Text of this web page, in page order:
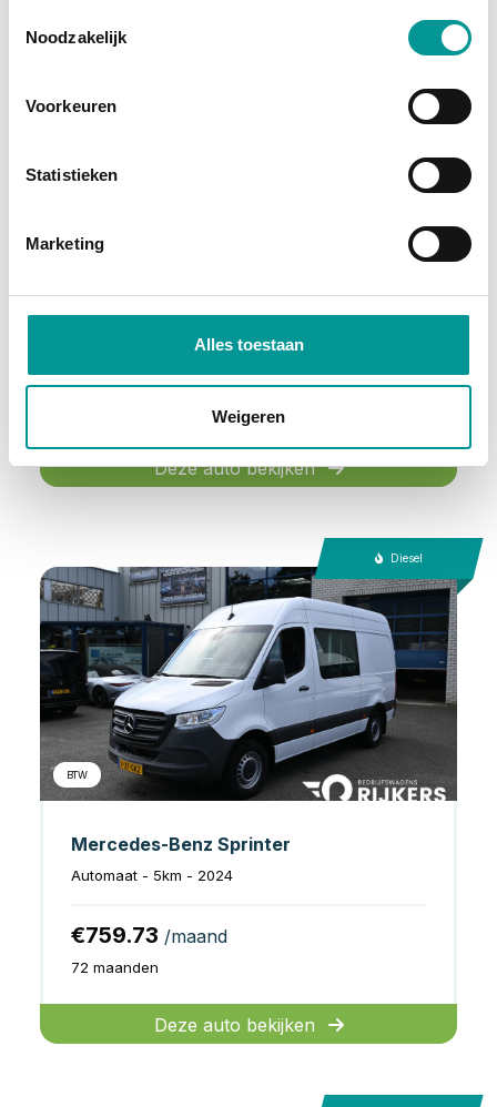
Noodzakelijk
Voorkeuren
Statistieken
Marketing
Alles toestaan
Weigeren
Automaat - 66845km - 2021
€417.43/maand
Deze auto bekijken
Diesel
BTW
Mercedes-Benz Sprinter
Automaat - 5km - 2024
€759.73 /maand
72 maanden
Deze auto bekijken